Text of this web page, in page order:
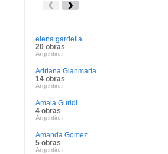
elena gardella
20 obras
Argentina
Adriana Gianmaria
14 obras
Argentina
Amaia Guridi
4 obras
Argentina
Amanda Gomez
5 obras
Argentina